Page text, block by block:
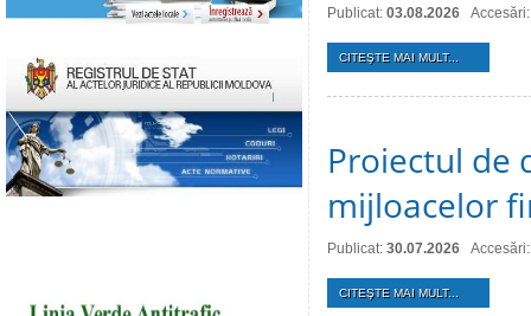
Publicat: 03.08.2026
CITEŞTE MAI MULT...
Proiectul de
mijloacelor
Publicat: 30.07.2026
CITEŞTE MAI MULT...